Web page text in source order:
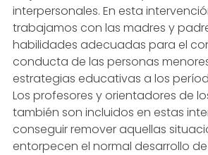
interpersonales. En esta
trabajamos con las madres y
habilidades adecuadas para el
conducta de las personas
estrategias educativas a los
Los profesores y orientadores de
también son incluidos en estas
conseguir remover aquellas
entorpecen el normal desarrollo